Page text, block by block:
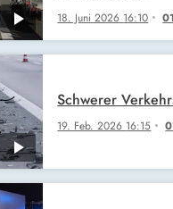
18. Juni 2026 16:10
19. Feb. 2026 16:15
Schwerer